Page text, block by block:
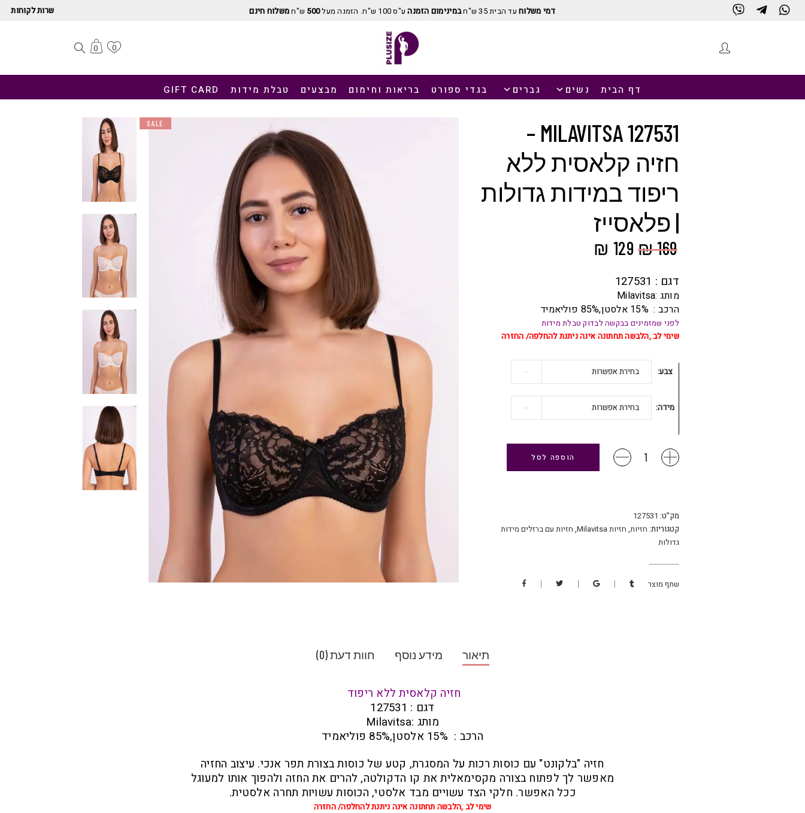
שרות לקוחות דמי משלוחעד הבית 35 ש"ח במינימום הזמנהע"ס 100 ש"ח. הזמנה מעל 500 ש"חמשלוח חינם
0 0
דף הבית נשים גברים בגדי ספורט בריאות וחימום מבצעים טבלת מידות GIFT CARD
חנות
SALE
MILAVITSA 127531 –
חזיה קלאסית ללא
ריפוד במידות גדולות
| פלאסייז
₪169
המחיר
היה:
₪ 169.
₪ 129
₪ 129.
דגם : 127531
מותג :Milavitsa
הרכב : 15% אלסטן,85% פוליאמיד
לפני שמזמינים בבקשה לבדוק טבלת מידות
שימי לב ,הלבשה תחתונה אינה ניתנת להחלפה/ החזרה
צבע בחירת אפשרות
מידה בחירת אפשרות
Milavitsa
127531
ללא
ריפוד
במידות
|
פלאסייז
הוספה לסל
מק"ט: 127531
קטגוריות: חזיות, חזיות Milavitsa , חזיות עם ברזלים מידות
גדולות
שתף מוצר
תיאור מידע נוסף חוות דעת (0)
חזיה קלאסית ללא ריפוד
דגם : 127531
מותג :Milavitsa
הרכב : 15% אלסטן,85% פוליאמיד
חזיה "בלקונט" עם כוסות רכות על המסגרת, קטע של כוסות בצורת תפר אנכי. עיצוב החזיה
מאפשר לך לפתוח בצורה מקסימאלית את קו הדקולטה, להרים את החזה ולהפוך אותו למעוגל
ככל האפשר. חלקי הצד עשויים מבד אלסטי, הכוסות עשויות תחרה אלסטית.
שימי לב ,הלבשה תחתונה אינה ניתנת להחלפה/ החזרה